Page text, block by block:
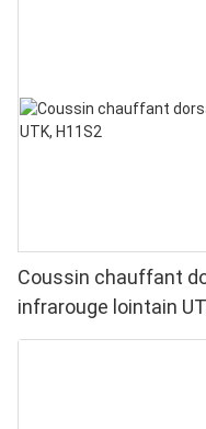
Coussin chauffant
infrarouge lointain